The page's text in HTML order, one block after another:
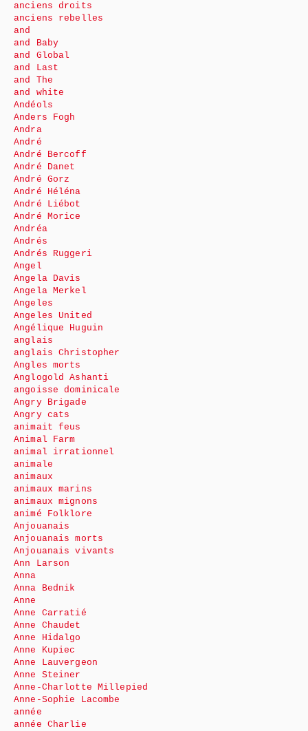
anciens droits
anciens rebelles
and
and Baby
and Global
and Last
and The
and white
Andéols
Anders Fogh
Andra
André
André Bercoff
André Danet
André Gorz
André Héléna
André Liébot
André Morice
Andréa
Andrés
Andrés Ruggeri
Angel
Angela Davis
Angela Merkel
Angeles
Angeles United
Angélique Huguin
anglais
anglais Christopher
Angles morts
Anglogold Ashanti
angoisse dominicale
Angry Brigade
Angry cats
animait feus
Animal Farm
animal irrationnel
animale
animaux
animaux marins
animaux mignons
animé Folklore
Anjouanais
Anjouanais morts
Anjouanais vivants
Ann Larson
Anna
Anna Bednik
Anne
Anne Carratié
Anne Chaudet
Anne Hidalgo
Anne Kupiec
Anne Lauvergeon
Anne Steiner
Anne-Charlotte Millepied
Anne-Sophie Lacombe
année
année Charlie